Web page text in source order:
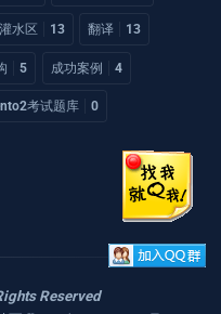
灌水区 13 翻译 13
5 成功案例 4
考试题库 0
Reserved